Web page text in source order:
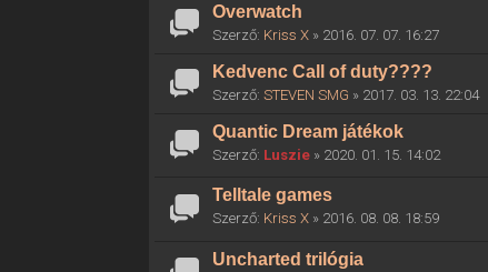
Overwatch
Szerző: Kriss X » 2016. 07. 07. 16:27
Kedvenc Call of duty????
Szerző:STEVEN SMG » 2017. 03. 13. 22:04
Quantic Dream játékok
Szerző: Luszie » 2020. 01. 15. 14:02
Telltale games
Szerző: Kriss X » 2016. 08. 08. 18:59
Uncharted trilógia